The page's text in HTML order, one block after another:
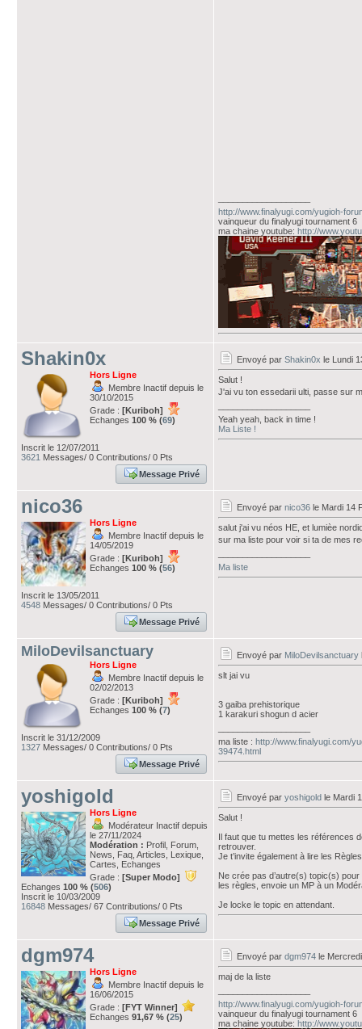
http://www.finalyugi.com/yugioh-
vainqueur du finalyugi tournament 6
ma chaine youtube: http://
Shakin0x
Hors Ligne
Membre Inactif depuis le
30/10/2015
Grade : [Kuriboh]
Echanges 100 % (69)
Inscrit le 12/07/2011
3621 Messages/ 0 Contributions/ 0 Pts
Message Privé
Envoyé par Shakin0x le Lundi
Salut !
J'ai vu ton essedarii ulti, passe sur
Yeah yeah, back in time !
Ma Liste !
nico36
Hors Ligne
Membre Inactif depuis le
14/05/2019
Grade : [Kuriboh]
Echanges 100 % (56)
Inscrit le 13/05/2011
4548 Messages/ 0 Contributions/ 0 Pts
Message Privé
Envoyé par nico36 le Mardi 14
salut j'ai vu néos HE, et lumièe
sur ma liste pour voir si ta de mes
Ma liste
MiloDevilsanctuary
Hors Ligne
Membre Inactif depuis le
02/02/2013
Grade : [Kuriboh]
Echanges 100 % (7)
Inscrit le 31/12/2009
1327 Messages/ 0 Contributions/ 0 Pts
Message Privé
Envoyé par MiloDevilsanctuary
slt jai vu
3 gaiba prehistorique
1 karakuri shogun d acier
ma liste : http://www.finalyugi.com/
39474.html
yoshigold
Hors Ligne
Modérateur Inactif depuis
le 27/11/2024
Modération : Profil, Forum,
News, Faq, Articles, Lexique,
Cartes, Echanges
Grade : [Super Modo]
Echanges 100 % (506)
Inscrit le 10/03/2009
16848 Messages/ 67 Contributions/ 0 Pts
Message Privé
Envoyé par yoshigold le Mardi
Salut !
Il faut que tu mettes les références
retrouver.
Je t’invite également à lire les
Ne crée pas d’autre(s) topic(s)
les règles, envoie un MP à un
Je locke le topic en attendant.
dgm974
Hors Ligne
Membre Inactif depuis le
16/06/2015
Grade : [FYT Winner]
Echanges 91,67 % (25)
Envoyé par dgm974 le
maj de la liste
http://www.finalyugi.com/yugioh-
vainqueur du finalyugi tournament 6
ma chaine youtube: http://